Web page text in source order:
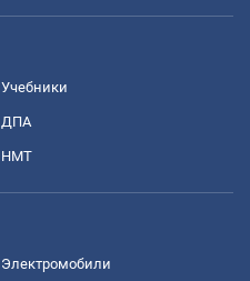
Учебники
ДПА
НМТ
Электромобили